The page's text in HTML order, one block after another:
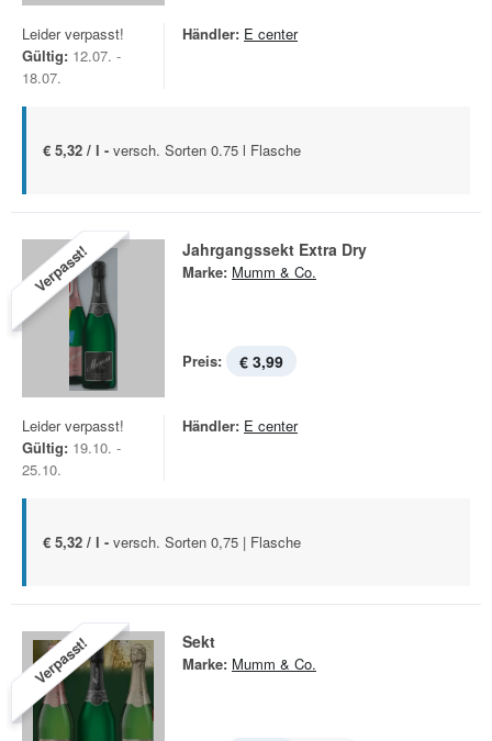
Leider verpasst!
Gültig: 12.07. -
18.07.
Händler: E center
€ 5,32 / l - versch. Sorten 0.75 l Flasche
Verpasst! Jahrgangssekt Extra Dry
Marke: Mumm & Co.
Preis: € 3,99
Leider verpasst!
Gültig: 19.10. -
25.10.
Händler: E center
€ 5,32 / l - versch. Sorten 0,75 | Flasche
Verpasst! Sekt
Marke: Mumm & Co.